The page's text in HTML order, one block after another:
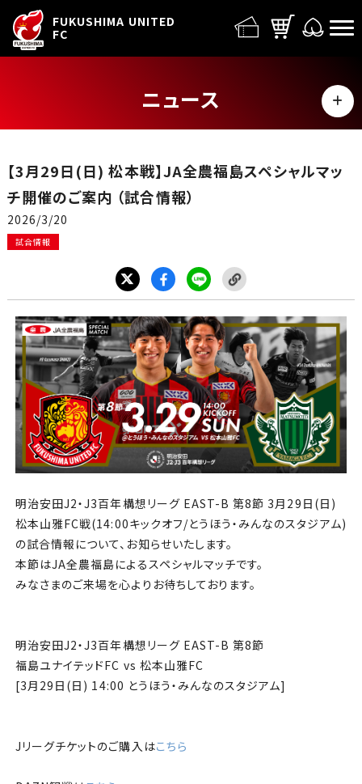
FUKUSHIMA UNITED
FC
ニュース
MENU
イベント
グッズ
チケット
アカデミー・スクール
農業部
まちづくり
パートナー
NPO
【3月29日(日) 松本戦】JA全農福島スペシャルマッ
チ開催のご案内 （試合情報）
2026/3/20
試合情報
明治安田J2・J3百年構想リーグ EAST-B 第8節 3月29日(日)
松本山雅FC戦(14:00キックオフ/とうほう・みんなのスタジアム)
の試合情報について、お知らせいたします。
本節はJA全農福島によるスペシャルマッチです。
みなさまのご来場を心よりお待ちしております。
明治安田J2・J3百年構想リーグ EAST-B 第8節
福島ユナイテッドFC vs 松本山雅FC
[3月29日(日) 14:00 とうほう・みんなのスタジアム]
Jリーグチケットのご購入はこちら